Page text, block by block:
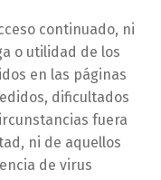
continuado, ni
o utilidad de los
en las páginas
dificultados
fuera
ni de aquellos
de virus